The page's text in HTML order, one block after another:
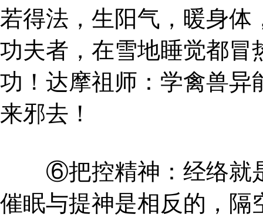
若得法，生阳气，暖身体
功夫者，在雪地睡觉都冒
功！达摩祖师：学禽兽异
来邪去！
⑥把控精神：经络就是
催眠与提神是相反的，隔